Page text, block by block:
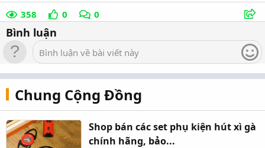
không vượt quá 16. Vì vậy nếu chuyến bay bạn đang muốn
mua vé đã đủ số lượng trẻ em cho phép. Hệ thống sẽ cảnh
báo và yêu cầu hành khách lựa chọn sang chuyến bay khác.
358 0 0
Bình luận
Bình luận về bài viết này
Chung Cộng Đồng
Shop bán các set phụ kiện hút xì gà
chính hãng, bảo...